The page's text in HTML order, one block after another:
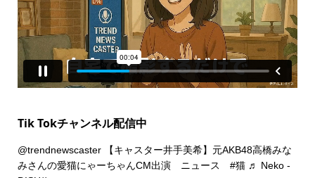
Tik Tokチャンネル配信中
@trendnewscaster【キャスター井手美希】元AKB48高橋みな
みさんの愛猫にゃーちゃんCM出演 ニュース #猫 ♬ Neko -